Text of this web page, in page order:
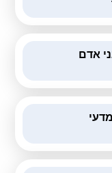
אדם